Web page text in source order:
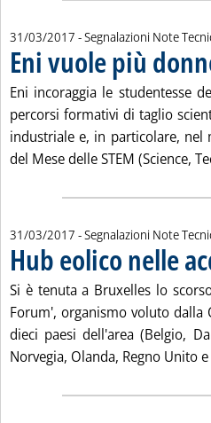
31/03/2017 - Segnalazioni Note
Eni vuole più
Eni incoraggia le studentesse
percorsi formativi di taglio
industriale e, in particolare, nel
del Mese delle STEM (Science,
31/03/2017 - Segnalazioni Note
Hub eolico nelle
Si è tenuta a Bruxelles lo
Forum', organismo voluto
dieci paesi dell'area (Belgio,
Norvegia, Olanda, Regno Unito